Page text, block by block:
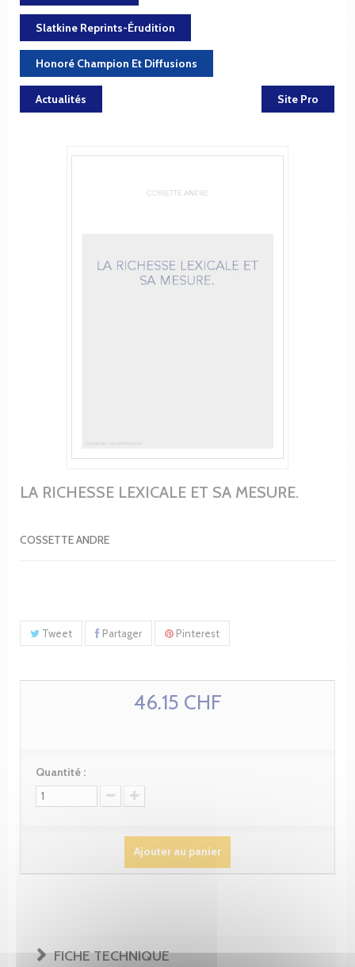
Slatkine Reprints-Érudition
Honoré Champion Et Diffusions
Actualités Site Pro
LA RICHESSE LEXICALE ET SA MESURE.
COSSETTE ANDRE
Tweet Partager Pinterest
46.15 CHF
Quantité :
Ajouter au panier
FICHE TECHNIQUE